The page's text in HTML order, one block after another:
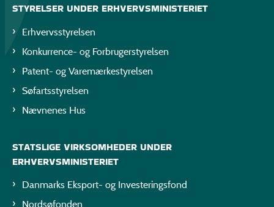
STYRELSER UNDER ERHVERVSMINISTERIET
Erhvervsstyrelsen
Konkurrence- og Forbrugerstyrelsen
Patent- og Varemærkestyrelsen
Søfartsstyrelsen
Nævnenes Hus
STATSLIGE VIRKSOMHEDER UNDER
ERHVERVSMINISTERIET
Danmarks Eksport- og Investeringsfond
Nordsøfonden